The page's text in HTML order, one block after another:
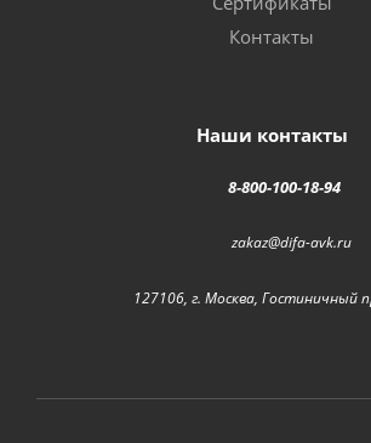
Контакты
Наши контакты
8-800-100-18-94
zakaz@difa-avk.ru
127106, г. Москва, Гостиничный